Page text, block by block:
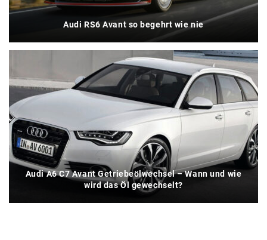
Audi RS6 Avant so begehrt wie nie
Audi A6 C7 Avant Getriebeölwechsel – Wann und wie
wird das Öl gewechselt?